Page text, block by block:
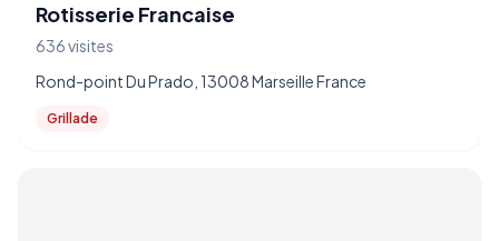
Rotisserie Francaise
636 visites
Rond-point Du Prado, 13008 Marseille France
Grillade